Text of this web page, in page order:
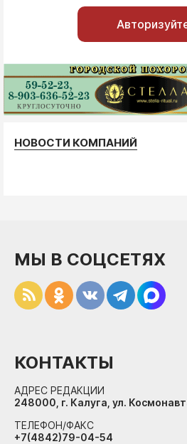
НОВОСТИ КОМПАНИЙ
МЫ В СОЦСЕТЯХ
КОНТАКТЫ
АДРЕС РЕДАКЦИИ
248000, г. Калуга, ул.
ТЕЛЕФОН/ФАКС
+7(4842)79-04-54